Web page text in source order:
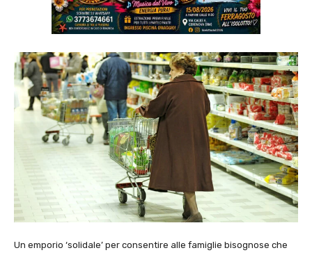
Un emporio ‘solidale’ per consentire alle famiglie bisognose che